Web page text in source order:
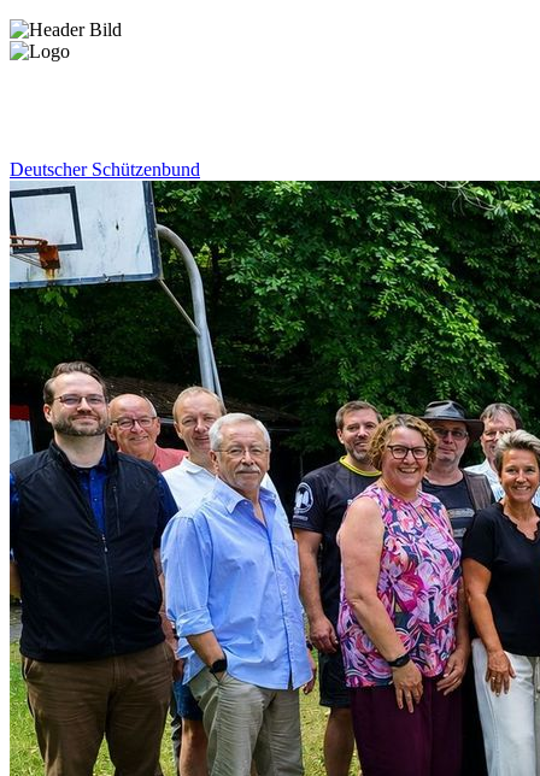
Deutscher Schützenbund